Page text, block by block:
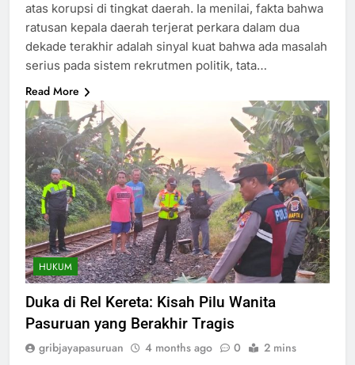
atas korupsi di tingkat daerah. Ia menilai, fakta bahwa
ratusan kepala daerah terjerat perkara dalam dua
dekade terakhir adalah sinyal kuat bahwa ada masalah
serius pada sistem rekrutmen politik, tata…
Read More
HUKUM
Duka di Rel Kereta: Kisah Pilu Wanita
Pasuruan yang Berakhir Tragis
gribjayapasuruan 4 months ago 0 2 mins